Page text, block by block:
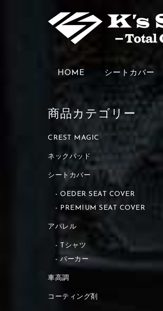
HOME シートカバー
商品カテゴリー
CREST MAGIC
ネックパッド
シートカバー
OEDER SEAT COVER
PREMIUM SEAT COVER
アパレル
Tシャツ
パーカー
車高調
コーティング剤